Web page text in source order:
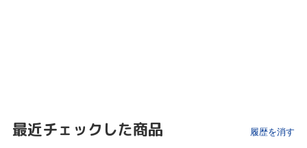
最近チェックした商品 履歴を消す